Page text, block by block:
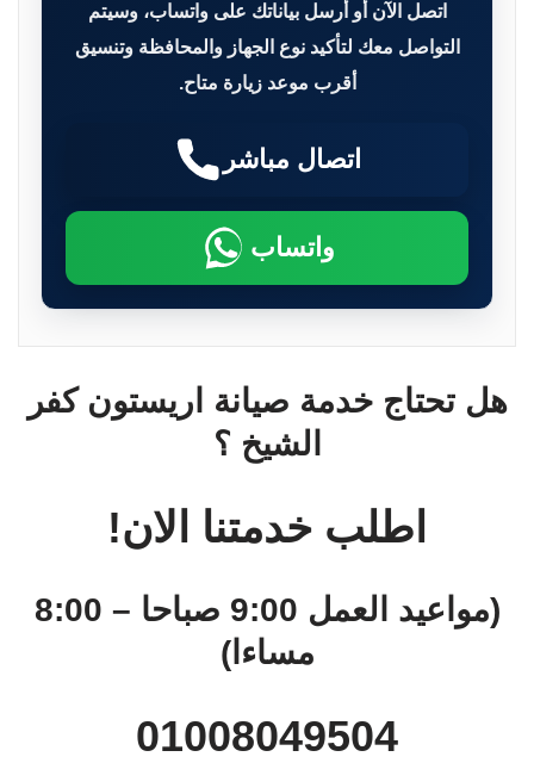
اتصل الآن أو أرسل بياناتك على واتساب، وسيتم
التواصل معك لتأكيد نوع الجهاز والمحافظة وتنسيق
أقرب موعد زيارة متاح.
اتصال مباشر
واتساب
هل تحتاج خدمة صيانة اريستون كفر
الشيخ ؟
اطلب خدمتنا الان!
(مواعيد العمل 9:00 صباحا – 8:00
مساءا)
01008049504